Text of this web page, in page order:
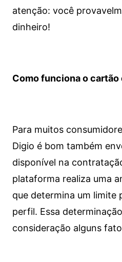
atenção: você
dinheiro!
Como funciona o
Para muitos
Digio é bom também
disponível na
plataforma realiza uma
que determina um limite
perfil. Essa
consideração alguns